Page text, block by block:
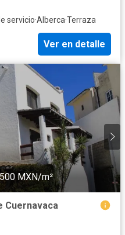
servicio·Alberca·Terraza
Ver en detalle
MXN/m²
Cuernavaca